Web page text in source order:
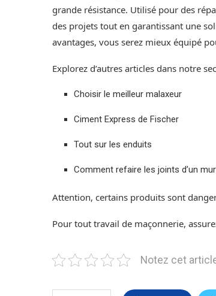
grande résistance. Utilisé pour des
des projets tout en garantissant une
avantages, vous serez mieux équipé
Explorez d’autres articles dans notre
Choisir le meilleur malaxeur
Ciment Express de Fischer
Tout sur les enduits
Comment refaire les joints d’un
Attention, certains produits sont
Pour tout travail de maçonnerie,
Notez cet